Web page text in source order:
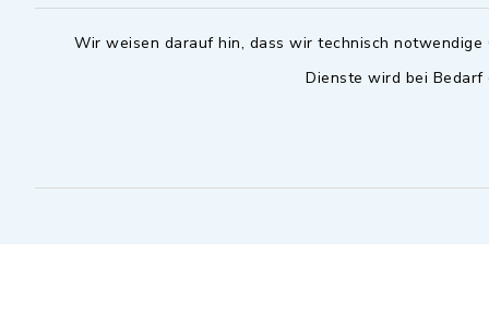
Wir weisen darauf hin, dass wir technisch
Dienste wird bei
Notfallnummer Bauhof
möglich -